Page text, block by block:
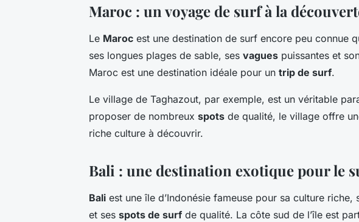
Maroc : un voyage de surf à la
Le Maroc est une destination de surf encore peu connue
ses longues plages de sable, ses vagues puissantes et
Maroc est une destination idéale pour un trip de surf.
Le village de Taghazout, par exemple, est un véritable
proposer de nombreux spots de qualité, le village offre
riche culture à découvrir.
Bali : une destination exotique pour le
Bali est une île d’Indonésie fameuse pour sa culture
et ses spots de surf de qualité. La côte sud de l’île est